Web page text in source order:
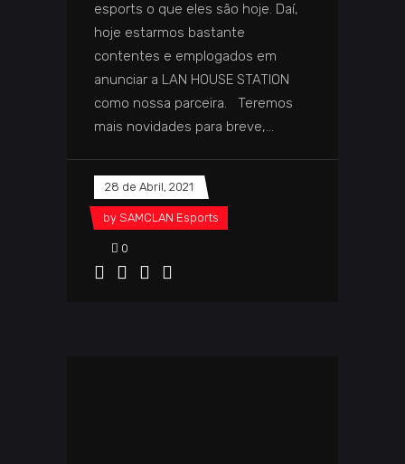
esports o que eles são hoje. Daí,
hoje estarmos bastante
contentes e emplogados em
anunciar a LAN HOUSE STATION
como nossa parceira. Teremos
mais novidades para breve,
28 de Abril, 2021
by SAMCLAN Esports
0